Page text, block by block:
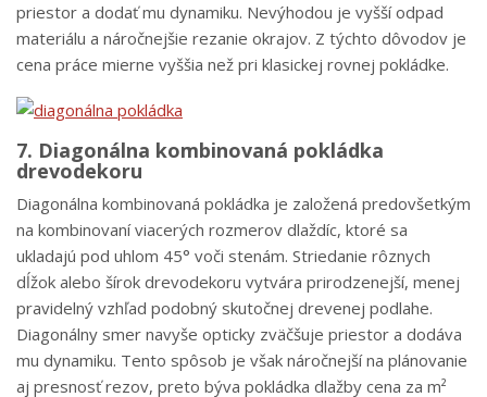
priestor a dodať mu dynamiku. Nevýhodou je vyšší odpad
materiálu a náročnejšie rezanie okrajov. Z týchto dôvodov je
cena práce mierne vyššia než pri klasickej rovnej pokládke.
7. Diagonálna kombinovaná pokládka
drevodekoru
Diagonálna kombinovaná pokládka je založená predovšetkým
na kombinovaní viacerých rozmerov dlaždíc, ktoré sa
ukladajú pod uhlom 45° voči stenám. Striedanie rôznych
dĺžok alebo šírok drevodekoru vytvára prirodzenejší, menej
pravidelný vzhľad podobný skutočnej drevenej podlahe.
Diagonálny smer navyše opticky zväčšuje priestor a dodáva
mu dynamiku. Tento spôsob je však náročnejší na plánovanie
aj presnosť rezov, preto býva pokládka dlažby cena za m²